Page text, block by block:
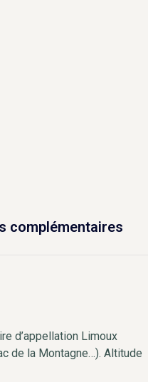
complémentaires
d’appellation Limoux
de la Montagne…). Altitude